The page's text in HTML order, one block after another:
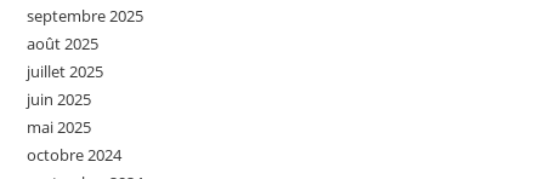
septembre 2025
août 2025
juillet 2025
juin 2025
mai 2025
octobre 2024